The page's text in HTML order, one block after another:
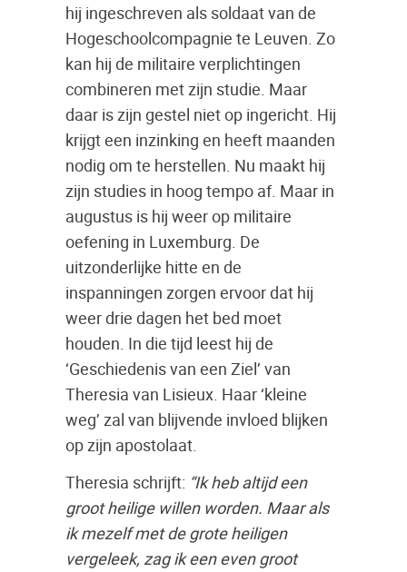
hij ingeschreven als soldaat van de
Hogeschoolcompagnie te Leuven. Zo
kan hij de militaire verplichtingen
combineren met zijn studie. Maar
daar is zijn gestel niet op ingericht. Hij
krijgt een inzinking en heeft maanden
nodig om te herstellen. Nu maakt hij
zijn studies in hoog tempo af. Maar in
augustus is hij weer op militaire
oefening in Luxemburg. De
uitzonderlijke hitte en de
inspanningen zorgen ervoor dat hij
weer drie dagen het bed moet
houden. In die tijd leest hij de
‘Geschiedenis van een Ziel’ van
Theresia van Lisieux. Haar ‘kleine
weg’ zal van blijvende invloed blijken
op zijn apostolaat.
Theresia schrijft: “Ik heb altijd een
groot heilige willen worden. Maar als
ik mezelf met de grote heiligen
vergeleek, zag ik een even groot